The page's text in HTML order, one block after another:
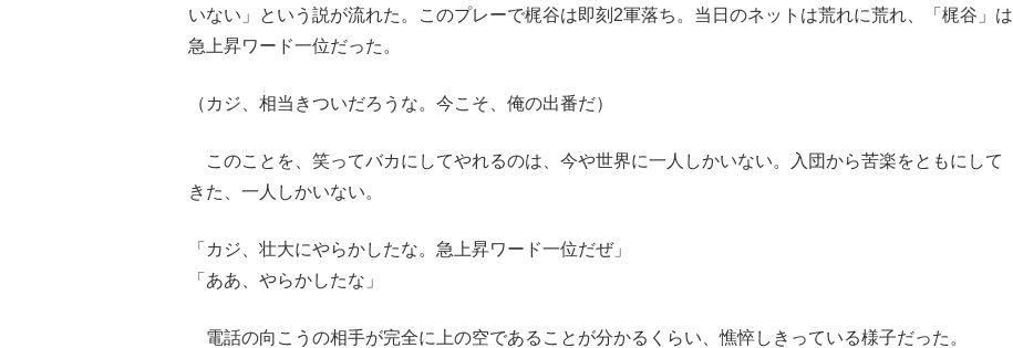
いない」という説が流れた。このプレーで梶谷は即刻2軍落ち。当日のネットは荒れに荒れ、「梶谷」は
急上昇ワード一位だった。
（カジ、相当きついだろうな。今こそ、俺の出番だ）
このことを、笑ってバカにしてやれるのは、今や世界に一人しかいない。入団から苦楽をともにして
きた、一人しかいない。
「カジ、壮大にやらかしたな。急上昇ワード一位だぜ」
「ああ、やらかしたな」
電話の向こうの相手が完全に上の空であることが分かるくらい、憔悴しきっている様子だった。